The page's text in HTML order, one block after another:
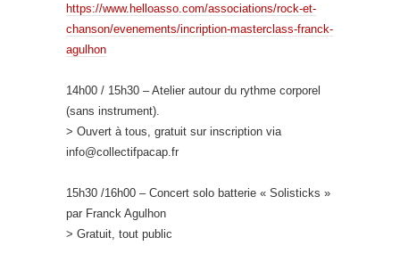
https://www.helloasso.com/associations/rock-et-
chanson/evenements/incription-masterclass-franck-
agulhon
14h00 / 15h30 – Atelier autour du rythme corporel
(sans instrument).
> Ouvert à tous, gratuit sur inscription via
info@collectifpacap.fr
15h30 /16h00 – Concert solo batterie « Solisticks »
par Franck Agulhon
> Gratuit, tout public